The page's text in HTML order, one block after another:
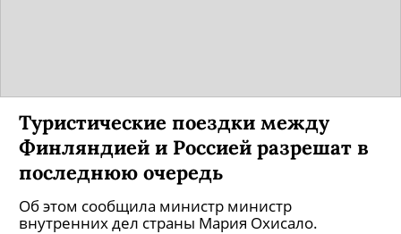
Туристические поездки между
Финляндией и Россией разрешат в
последнюю очередь
Об этом сообщила министр министр
внутренних дел страны Мария Охисало.